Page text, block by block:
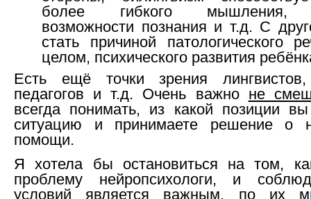
более гибкого мышления,
возможности познания и т.д. С
стать причиной патологического
целом, психического развития
Есть ещё точки зрения лингвистов,
педагогов и т.д. Очень важно не
всегда понимать, из какой позиции
ситуацию и принимаете решение о
помощи.
Я хотела бы остановиться на том,
проблему нейропсихологи, и
условий является важным, по их